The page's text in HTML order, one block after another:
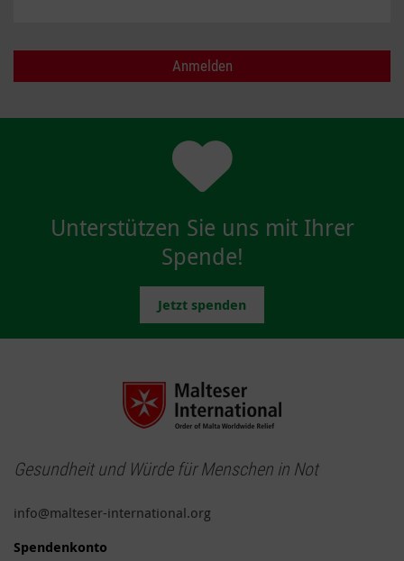
Unterstützen Sie uns mit Ihrer
Spende!
Jetzt spenden
Gesundheit und Würde für Menschen in Not
info@malteser-international.org
Spendenkonto